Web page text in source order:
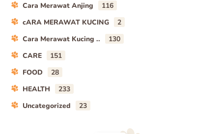
Cara Merawat Anjing
116
cARA MERAWAT KUCING
2
Cara Merawat Kucing ..
130
CARE
151
FOOD
28
HEALTH
233
Uncategorized
23